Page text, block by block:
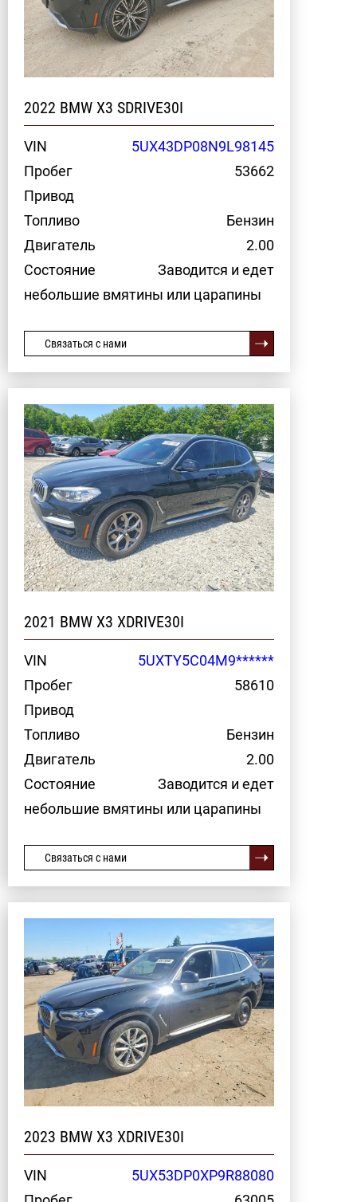
2022 BMW X3 SDRIVE30I
VIN
5UX43DP08N9L98145
Пробег
53662
Привод
Топливо
Бензин
Двигатель
2.00
Состояние
Заводится и едет
небольшие вмятины или царапины
Связаться с нами
2021 BMW X3 XDRIVE30I
VIN
5UXTY5C04M9******
Пробег
58610
Привод
Топливо
Бензин
Двигатель
2.00
Состояние
Заводится и едет
небольшие вмятины или царапины
Связаться с нами
2023 BMW X3 XDRIVE30I
VIN
5UX53DP0XP9R88080